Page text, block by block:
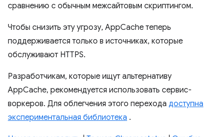
сравнению с обычным межсайтовым скриптингом.
Чтобы снизить эту угрозу, AppCache теперь
поддерживается только в источниках, которые
обслуживают HTTPS.
Разработчикам, которые ищут альтернативу
AppCache, рекомендуется использовать сервис-
воркеров. Для облегчения этого перехода доступна
экспериментальная библиотека .